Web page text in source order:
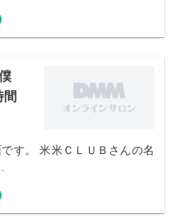
す。 米米ＣＬＵＢさんの名